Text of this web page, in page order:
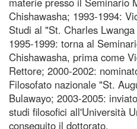
Chishawasha; 1993-1994:
Studi al "St. Charles
1995-1999: torna al
Chishawasha, prima come
Rettore; 2000-2002:
Filosofato nazionale "St.
Bulawayo; 2003-2005:
studi filosofici all'Università
conseguito il dottorato.